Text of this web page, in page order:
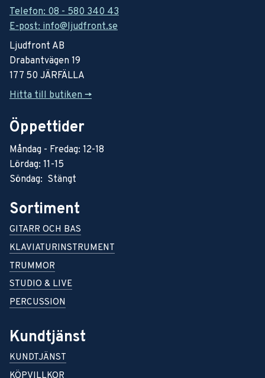
Telefon: 08 - 580 340 43
E-post: info@ljudfront.se
Ljudfront AB
Drabantvägen 19
177 50 JÄRFÄLLA
Hitta till butiken ->
Öppettider
Måndag - Fredag: 12-18
Lördag: 11-15
Söndag: Stängt
Sortiment
GITARR OCH BAS
KLAVIATURINSTRUMENT
TRUMMOR
STUDIO & LIVE
PERCUSSION
Kundtjänst
KUNDTJÄNST